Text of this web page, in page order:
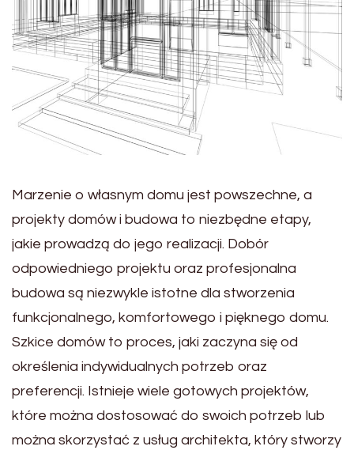
Marzenie o własnym domu jest powszechne, a
projekty domów i budowa to niezbędne etapy,
jakie prowadzą do jego realizacji. Dobór
odpowiedniego projektu oraz profesjonalna
budowa są niezwykle istotne dla stworzenia
funkcjonalnego, komfortowego i pięknego domu.
Szkice domów to proces, jaki zaczyna się od
określenia indywidualnych potrzeb oraz
preferencji. Istnieje wiele gotowych projektów,
które można dostosować do swoich potrzeb lub
można skorzystać z usług architekta, który stworzy